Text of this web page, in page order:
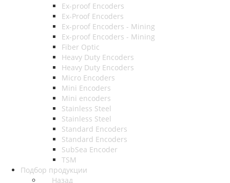
Ex-proof Encoders
Ex-Proof Encoders
Ex-proof Encoders - Mining
Ex-proof Encoders - Mining
Fiber Optic
Heavy Duty Encoders
Heavy Duty Encoders
Micro Encoders
Mini Encoders
Mini encoders
Stainless Steel
Stainless Steel
Standard Encoders
Standard Encoders
SubSea Encoder
TSM
Подбор продукции
Назад